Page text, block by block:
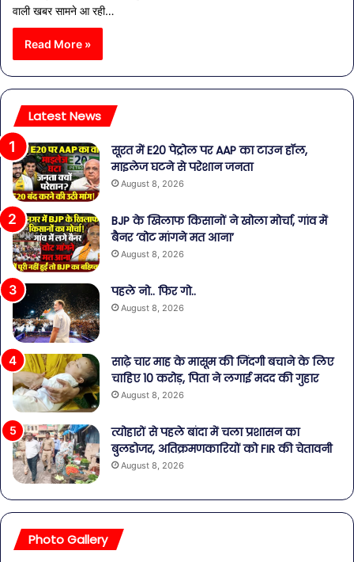
वाली खबर सामने आ रही…
Read More »
Latest News
सूरत में E20 पेट्रोल पर AAP का टाउन हॉल,
माइलेज घटने से परेशान जनता
August 8, 2026
BJP के खिलाफ किसानों ने खोला मोर्चा, गांव में
बैनर ‘वोट मांगने मत आना’
August 8, 2026
पहले नो.. फिर गो..
August 8, 2026
साढ़े चार माह के मासूम की जिंदगी बचाने के लिए
चाहिए 10 करोड़, पिता ने लगाई मदद की गुहार
August 8, 2026
त्योहारों से पहले बांदा में चला प्रशासन का
बुलडोजर, अतिक्रमणकारियों को FIR की चेतावनी
August 8, 2026
Photo Gallery